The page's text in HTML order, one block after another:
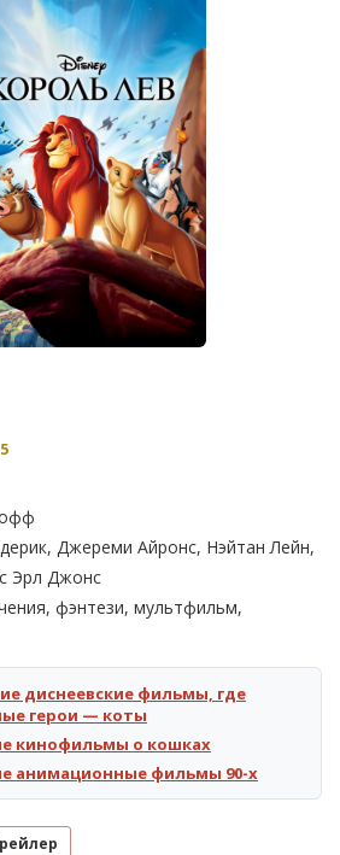
Джереми Айронс, Нэйтан Лейн,
Эрл Джонс
фэнтези, мультфильм,
диснеевские фильмы, где
герои — коты
кинофильмы о кошках
анимационные фильмы 90-х